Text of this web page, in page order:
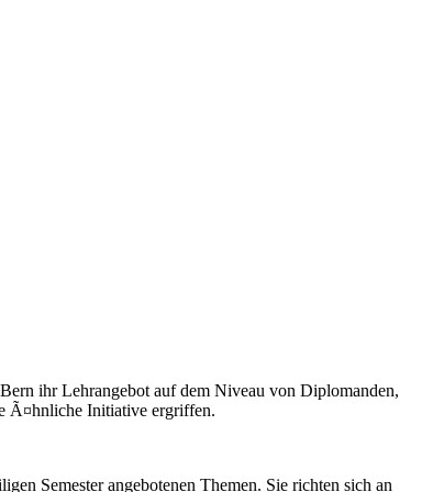
ihr Lehrangebot auf dem Niveau von Diplomanden,
Ã¤hnliche Initiative ergriffen.
Semester angebotenen Themen. Sie richten sich an